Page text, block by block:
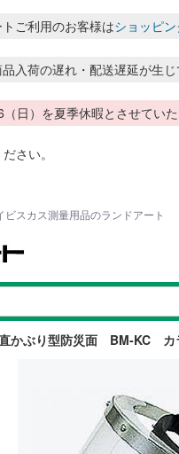
ご利用のお客様はショッピ
入荷の遅れ・配送遅延が生
日）を夏季休暇とさせてい
さい。
スカス測量用品のランドアート
かぶり型防災面 BM-KC カ